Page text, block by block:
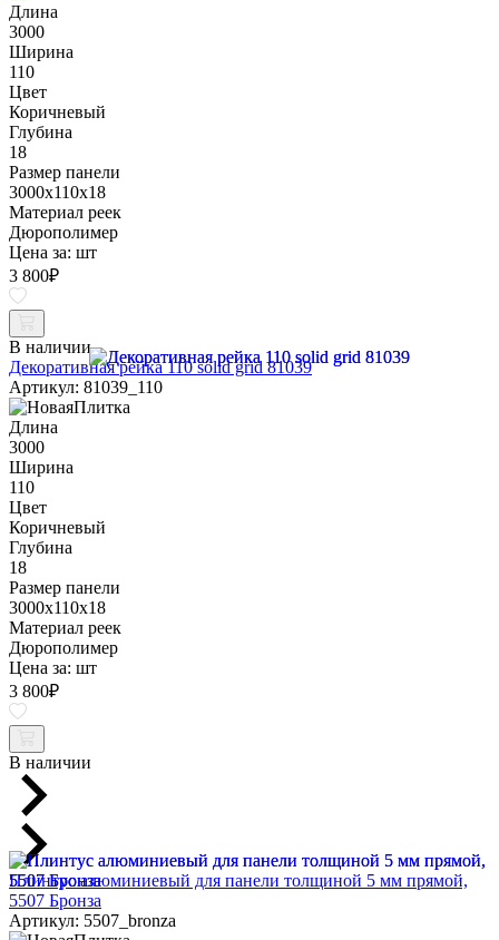
Длина
3000
Ширина
110
Цвет
Коричневый
Глубина
18
Размер панели
3000x110x18
Материал реек
Дюрополимер
Цена за: шт
3 800₽
В наличии
Декоративная рейка 110 solid grid 81039
Артикул: 81039_110
Длина
3000
Ширина
110
Цвет
Коричневый
Глубина
18
Размер панели
3000x110x18
Материал реек
Дюрополимер
Цена за: шт
3 800₽
В наличии
Плинтус алюминиевый для панели толщиной 5 мм прямой,
5507 Бронза
Артикул: 5507_bronza